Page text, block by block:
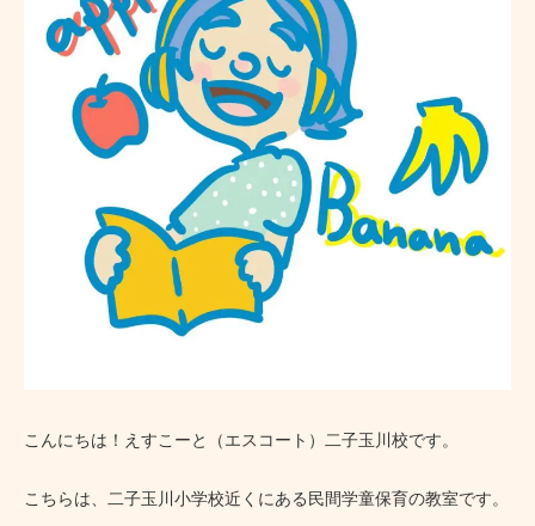
こんにちは！えすこーと（エスコート）二子玉川校です。
こちらは、二子玉川小学校近くにある民間学童保育の教室です。